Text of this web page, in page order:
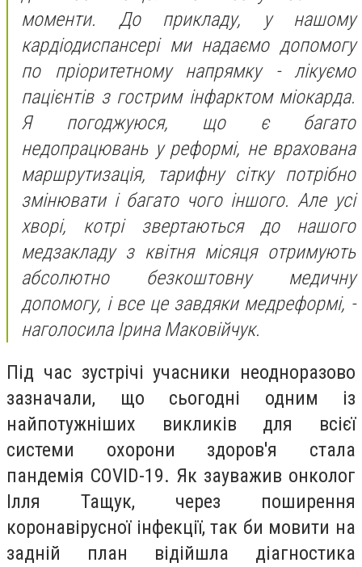
моменти. До прикладу, у нашому
кардіодиспансері ми надаємо допомогу
по пріоритетному напрямку - лікуємо
пацієнтів з гострим інфарктом міокарда.
Я погоджуюся, що є багато
недопрацювань у реформі, не врахована
маршрутизація, тарифну сітку потрібно
змінювати і багато чого іншого. Але усі
хворі, котрі звертаються до нашого
медзакладу з квітня місяця отримують
абсолютно безкоштовну медичну
допомогу, і все це завдяки медреформі, -
наголосила Ірина Маковійчук.
Під час зустрічі учасники неодноразово
зазначали, що сьогодні одним із
найпотужніших викликів для всієї
системи охорони здоров'я стала
пандемія COVID-19. Як зауважив онколог
Ілля Тащук, через поширення
коронавірусної інфекції, так би мовити на
задній план відійшла діагностика